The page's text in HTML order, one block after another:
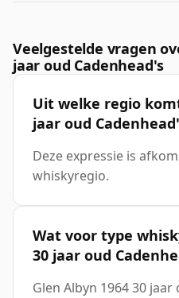
Veelgestelde vragen
jaar oud Cadenhead's
Uit welke regio
jaar oud
Deze expressie is
whiskyregio.
Wat voor type
30 jaar oud
Glen Albyn 1964 30